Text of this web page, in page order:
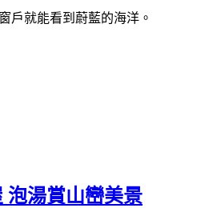
戶就能看到蔚藍的海洋。
泡湯賞山巒美景